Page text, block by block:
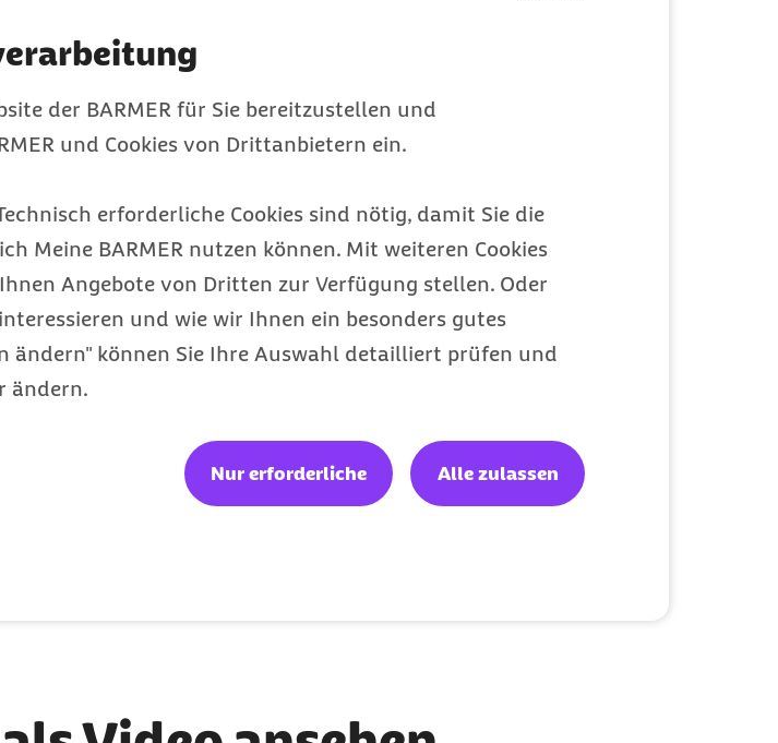
der BARMER für Sie bereitzustellen und
und Cookies von Drittanbietern ein.
erforderliche Cookies sind nötig, damit Sie die
Meine BARMER nutzen können. Mit weiteren Cookies
Angebote von Dritten zur Verfügung stellen. Oder
und wie wir Ihnen ein besonders gutes
ändern" können Sie Ihre Auswahl detailliert prüfen und
ändern.
Nur erforderliche Alle zulassen
der Barmer
kostenlosen
dem Seminar, mit praktischen Beispielen und